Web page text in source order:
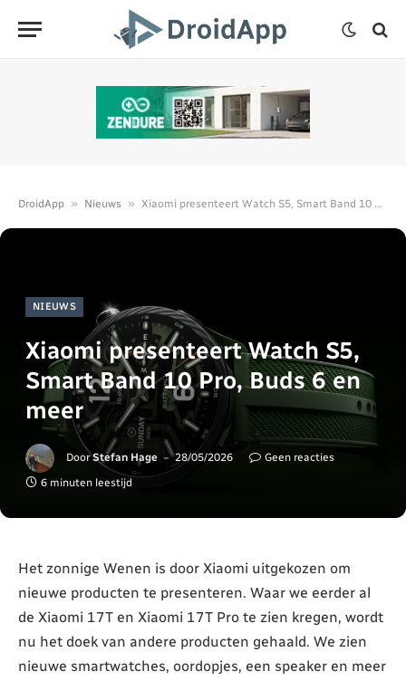
DroidApp » Nieuws » Xiaomi presenteert Watch S5, Smart Band 10 Pro, Buds 6 en meer
NIEUWS
Xiaomi presenteert Watch S5,
Smart Band 10 Pro, Buds 6 en
meer
Door Stefan Hage 28/05/2026
Geen reacties
6 minuten leestijd
Het zonnige Wenen is door Xiaomi uitgekozen om
nieuwe producten te presenteren. Waar we eerder al
de Xiaomi 17T en Xiaomi 17T Pro te zien kregen, wordt
nu het doek van andere producten gehaald. We zien
nieuwe smartwatches, oordopjes, een speaker en meer